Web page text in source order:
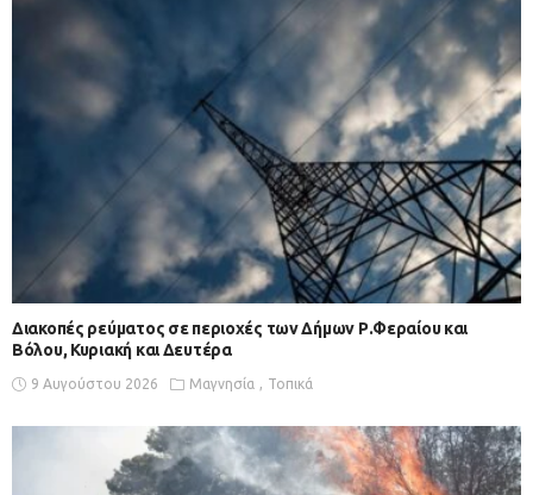
Διακοπές ρεύματος σε περιοχές των Δήμων Ρ.Φεραίου και
Βόλου, Κυριακή και Δευτέρα
9 Αυγούστου 2026 Μαγνησία Τοπικά